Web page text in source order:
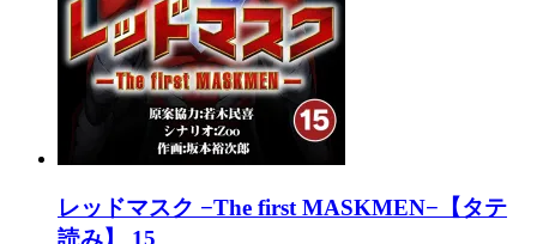
レッドマスク −The first MASKMEN−【タテ
読み】 15